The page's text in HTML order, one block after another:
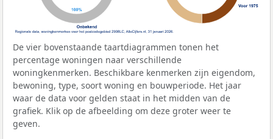
De vier bovenstaande taartdiagrammen tonen het
percentage woningen naar verschillende
woningkenmerken. Beschikbare kenmerken zijn eigendom,
bewoning, type, soort woning en bouwperiode. Het jaar
waar de data voor gelden staat in het midden van de
grafiek. Klik op de afbeelding om deze groter weer te
geven.